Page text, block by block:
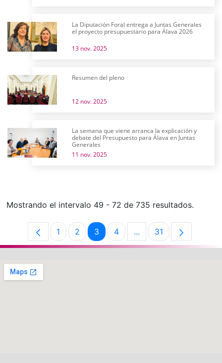
La Diputación Foral entrega a Juntas Generales
el proyecto presupuestario para Álava 2026
13 nov. 2025
Resumen del pleno
12 nov. 2025
La semana que viene arranca la explicación y
debate del Presupuesto para Álava en Juntas
Generales
11 nov. 2025
Mostrando el intervalo 49 - 72 de 735 resultados.
Página
1 Página
2 Página
3 Página
4 ...Páginas intermedias
Página
31